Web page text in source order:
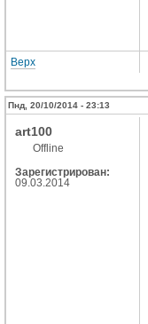
Верх
Пнд, 20/10/2014 - 23:13
art100
Offline
Зарегистрирован:
09.03.2014